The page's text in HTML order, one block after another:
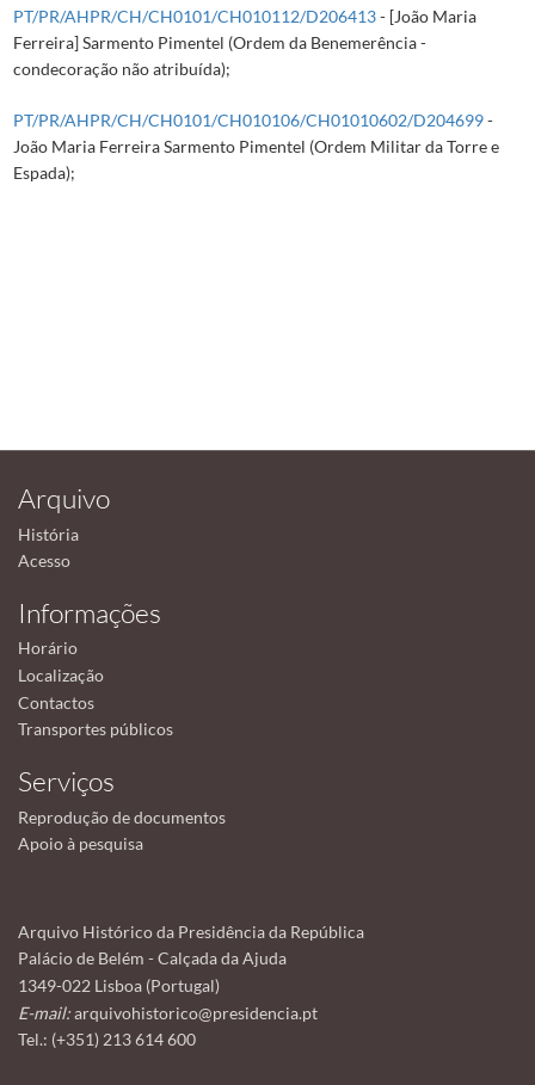
PT/PR/AHPR/CH/CH0101/CH010112/D206413- [João Maria
Ferreira] Sarmento Pimentel (Ordem da Benemerência -
condecoração não atribuída);
PT/PR/AHPR/CH/CH0101/CH010106/CH01010602/D204699-
João Maria Ferreira Sarmento Pimentel (Ordem Militar da Torre e
Espada);
Arquivo
História
Acesso
Informações
Horário
Localização
Contactos
Transportes públicos
Serviços
Reprodução de documentos
Apoio à pesquisa
Arquivo Histórico da Presidência da República
Palácio de Belém - Calçada da Ajuda
1349-022 Lisboa (Portugal)
E-mail:arquivohistorico@presidencia.pt
Tel.: (+351) 213 614 600